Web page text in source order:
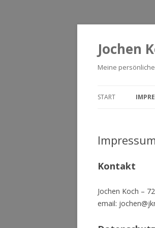
Jochen
Meine
START
Kontakt
Jochen Koch –
email: